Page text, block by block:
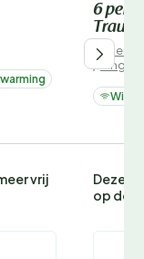
vrij
6
Traum
/
Wifi
Deze
op de